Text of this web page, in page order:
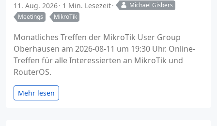
11. Aug. 2026 1 Min. Lesezeit
Michael Gisbers
Meetings
MikroTik
Monatliches Treffen der MikroTik User Group
Oberhausen am 2026-08-11 um 19:30 Uhr. Online-
Treffen für alle Interessierten an MikroTik und
RouterOS.
Mehr lesen